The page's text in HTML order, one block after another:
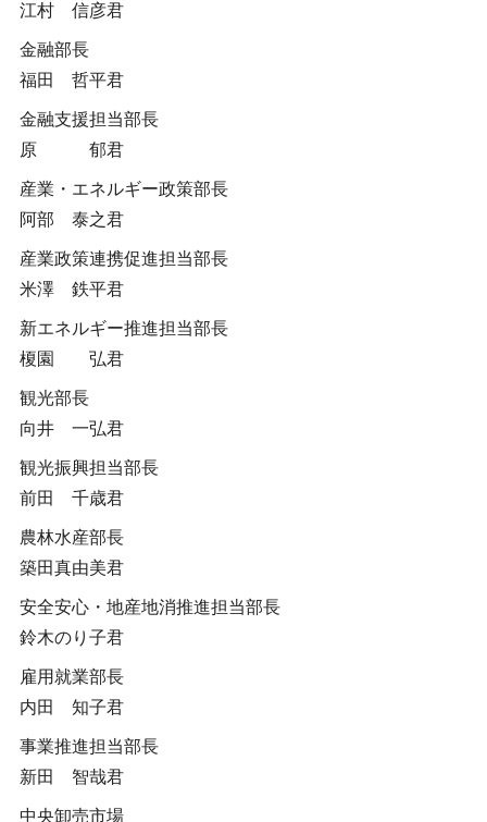
江村 信彦君
金融部長
福田 哲平君
金融支援担当部長
原 郁君
産業・エネルギー政策部長
阿部 泰之君
産業政策連携促進担当部長
米澤 鉄平君
新エネルギー推進担当部長
榎園 弘君
観光部長
向井 一弘君
観光振興担当部長
前田 千歳君
農林水産部長
築田真由美君
安全安心・地産地消推進担当部長
鈴木のり子君
雇用就業部長
内田 知子君
事業推進担当部長
新田 智哉君
中央卸売市場